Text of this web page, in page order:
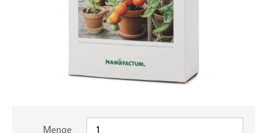
Menge